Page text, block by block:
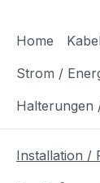
Home Kabel
Strom /
Halterungen
Installation /